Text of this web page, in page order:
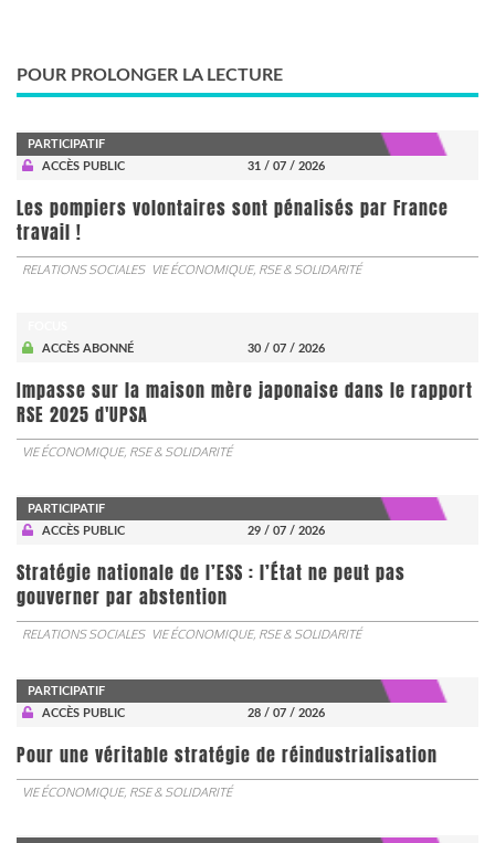
POUR PROLONGER LA LECTURE
PARTICIPATIF
ACCÈS PUBLIC
31 / 07 / 2026
Les pompiers volontaires sont pénalisés par France
travail !
RELATIONS SOCIALES VIE ÉCONOMIQUE, RSE & SOLIDARITÉ
ACCÈS ABONNÉ
30 / 07 / 2026
Impasse sur la maison mère japonaise dans le rapport
RSE 2025 d'UPSA
VIE ÉCONOMIQUE, RSE & SOLIDARITÉ
PARTICIPATIF
ACCÈS PUBLIC
29 / 07 / 2026
Stratégie nationale de l’ESS : l’État ne peut pas
gouverner par abstention
RELATIONS SOCIALES VIE ÉCONOMIQUE, RSE & SOLIDARITÉ
PARTICIPATIF
ACCÈS PUBLIC
28 / 07 / 2026
Pour une véritable stratégie de réindustrialisation
VIE ÉCONOMIQUE, RSE & SOLIDARITÉ